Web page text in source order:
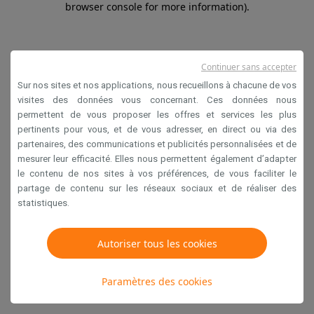
browser console for more information).
Sur nos sites et nos applications, nous recueillons à chacune de vos
visites des données vous concernant. Ces données nous
permettent de vous proposer les offres et services les plus
pertinents pour vous, et de vous adresser, en direct ou via des
partenaires, des communications et publicités personnalisées et de
mesurer leur efficacité. Elles nous permettent également d’adapter
le contenu de nos sites à vos préférences, de vous faciliter le
partage de contenu sur les réseaux sociaux et de réaliser des
statistiques.
Autoriser tous les cookies
Paramètres des cookies
Continuer sans accepter